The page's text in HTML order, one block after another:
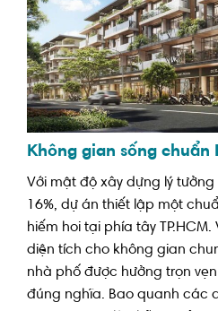
Không gian sống chuẩn
Với mật độ xây dựng lý
16%, dự án thiết lập một
hiếm hoi tại phía tây
diện tích cho không gian
nhà phố được hưởng trọn
đúng nghĩa. Bao quanh các